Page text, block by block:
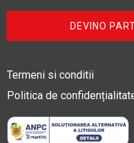
DEVINO
Termeni si conditii
Politica de